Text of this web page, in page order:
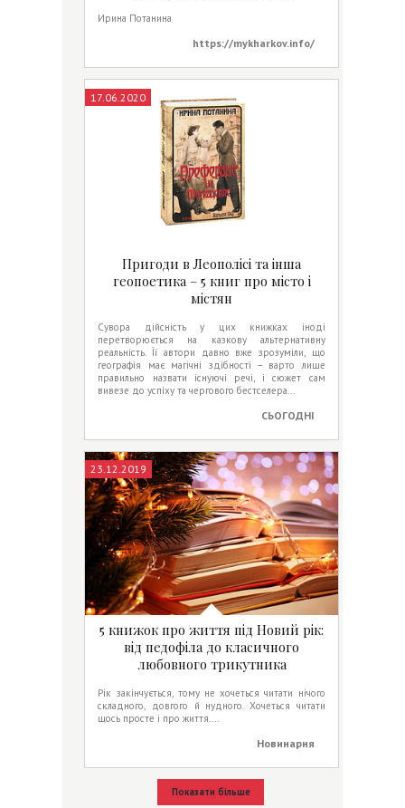
Ирина Потанина
https://mykharkov.info/
17.06.2020
Пригоди в Леополісі та інша
геопоетика – 5 книг про місто і
містян
Сувора дійсність у цих книжках іноді
перетворюється на казкову альтернативну
реальність. Її автори давно вже зрозуміли, що
географія має магічні здібності – варто лише
правильно назвати існуючі речі, і сюжет сам
вивезе до успіху та чергового бестселера...
СЬОГОДНІ
23.12.2019
5 книжок про життя під Новий рік:
від педофіла до класичного
любовного трикутника
Рік закінчується, тому не хочеться читати нічого
складного, довгого й нудного. Хочеться читати
щось просте і про життя....
Новинарня
Показати більше